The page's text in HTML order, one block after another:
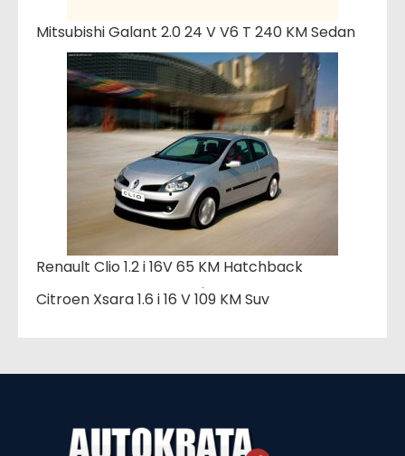
Mitsubishi Galant 2.0 24 V V6 T 240 KM Sedan
Renault Clio 1.2 i 16V 65 KM Hatchback
Citroen Xsara 1.6 i 16 V 109 KM Suv